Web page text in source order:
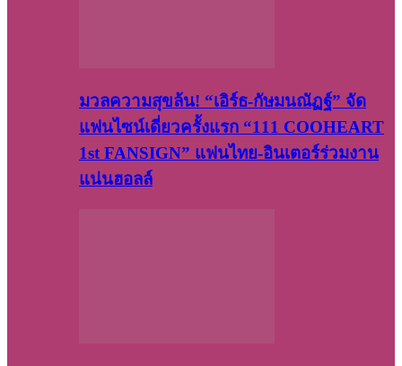
มวลความสุขล้น! “เอิร์ธ-กัษมนณัฏฐ์” จัด
แฟนไซน์เดี่ยวครั้งแรก “111 COOHEART
1st FANSIGN” แฟนไทย-อินเตอร์ร่วมงาน
แน่นฮอลล์